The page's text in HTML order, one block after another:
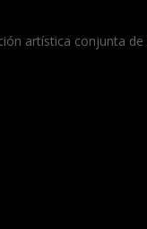
artística conjunta de